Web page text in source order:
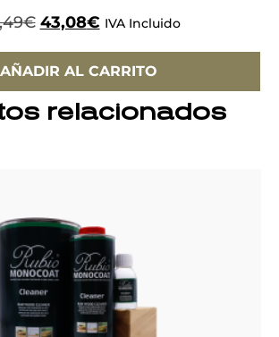
€ 43,08€ IVA Incluido
AÑADIR AL CARRITO
relacionados